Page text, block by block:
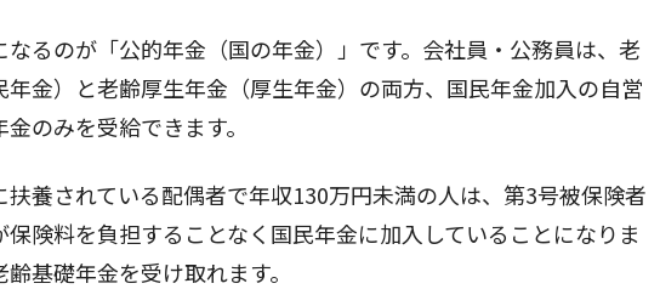
るのが「公的年金（国の年金）」です。会社員・公務員は、老
金）と老齢厚生年金（厚生年金）の両方、国民年金加入の自営
のみを受給できます。
扶養されている配偶者で年収130万円未満の人は、第3号被保険者
保険料を負担することなく国民年金に加入していることになりま
基礎年金を受け取れます。